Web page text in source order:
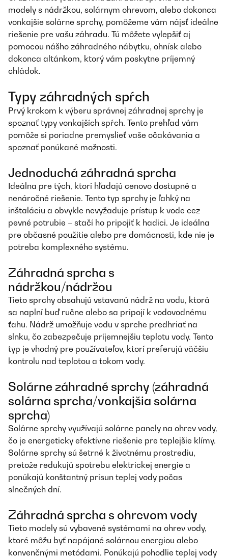
modely s nádržkou, solárnym ohrevom, alebo dokonca
vonkajšie solárne sprchy, pomôžeme vám nájsť ideálne
riešenie pre vašu záhradu. Tú môžete vylepšiť aj
pomocou nášho záhradného nábytku, ohnísk alebo
dokonca altánkom, ktorý vám poskytne príjemný
chládok.
Typy záhradných spŕch
Prvý krokom k výberu správnej záhradnej sprchy je
spoznať typy vonkajších spŕch. Tento prehľad vám
pomôže si poriadne premyslieť vaše očakávania a
spoznať ponúkané možnosti.
Jednoduchá záhradná sprcha
Ideálna pre tých, ktorí hľadajú cenovo dostupné a
nenáročné riešenie. Tento typ sprchy je ľahký na
inštaláciu a obvykle nevyžaduje prístup k vode cez
pevné potrubie – stačí ho pripojiť k hadici. Je ideálna
pre občasné použitie alebo pre domácnosti, kde nie je
potreba komplexného systému.
Záhradná sprcha s
nádržkou/nádržou
Tieto sprchy obsahujú vstavanú nádrž na vodu, ktorá
sa naplní buď ručne alebo sa pripojí k vodovodnému
ťahu. Nádrž umožňuje vodu v sprche predhriať na
slnku, čo zabezpečuje príjemnejšiu teplotu vody. Tento
typ je vhodný pre používateľov, ktorí preferujú väčšiu
kontrolu nad teplotou a tokom vody.
Solárne záhradné sprchy (záhradná
solárna sprcha/vonkajšia solárna
sprcha)
Solárne sprchy využívajú solárne panely na ohrev vody,
čo je energeticky efektívne riešenie pre teplejšie klímy.
Solárne sprchy sú šetrné k životnému prostrediu,
pretože redukujú spotrebu elektrickej energie a
ponúkajú konštantný prísun teplej vody počas
slnečných dní.
Záhradná sprcha s ohrevom vody
Tieto modely sú vybavené systémami na ohrev vody,
ktoré môžu byť napájané solárnou energiou alebo
konvenčnými metódami. Ponúkajú pohodlie teplej vody